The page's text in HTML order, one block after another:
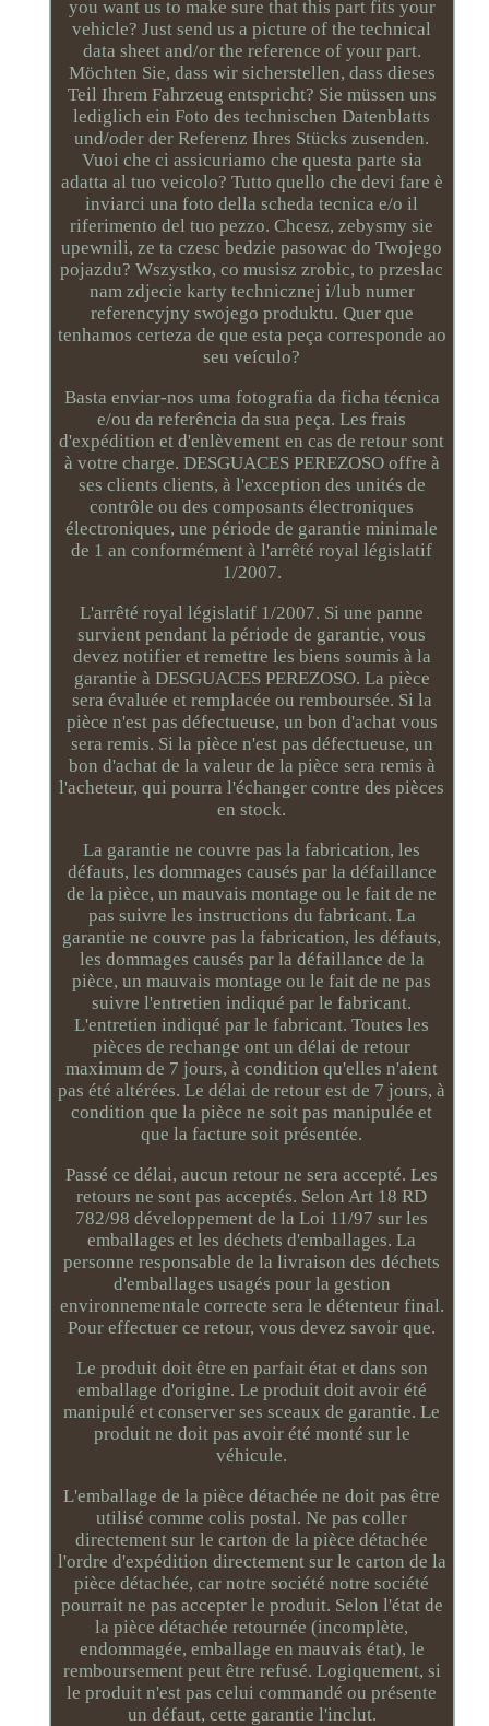
you want us to make sure that this part fits your
vehicle? Just send us a picture of the technical
data sheet and/or the reference of your part.
Möchten Sie, dass wir sicherstellen, dass dieses
Teil Ihrem Fahrzeug entspricht? Sie müssen uns
lediglich ein Foto des technischen Datenblatts
und/oder der Referenz Ihres Stücks zusenden.
Vuoi che ci assicuriamo che questa parte sia
adatta al tuo veicolo? Tutto quello che devi fare è
inviarci una foto della scheda tecnica e/o il
riferimento del tuo pezzo. Chcesz, zebysmy sie
upewnili, ze ta czesc bedzie pasowac do Twojego
pojazdu? Wszystko, co musisz zrobic, to przeslac
nam zdjecie karty technicznej i/lub numer
referencyjny swojego produktu. Quer que
tenhamos certeza de que esta peça corresponde ao
seu veículo?
Basta enviar-nos uma fotografia da ficha técnica
e/ou da referência da sua peça. Les frais
d'expédition et d'enlèvement en cas de retour sont
à votre charge. DESGUACES PEREZOSO offre à
ses clients clients, à l'exception des unités de
contrôle ou des composants électroniques
électroniques, une période de garantie minimale
de 1 an conformément à l'arrêté royal législatif
1/2007.
L'arrêté royal législatif 1/2007. Si une panne
survient pendant la période de garantie, vous
devez notifier et remettre les biens soumis à la
garantie à DESGUACES PEREZOSO. La pièce
sera évaluée et remplacée ou remboursée. Si la
pièce n'est pas défectueuse, un bon d'achat vous
sera remis. Si la pièce n'est pas défectueuse, un
bon d'achat de la valeur de la pièce sera remis à
l'acheteur, qui pourra l'échanger contre des pièces
en stock.
La garantie ne couvre pas la fabrication, les
défauts, les dommages causés par la défaillance
de la pièce, un mauvais montage ou le fait de ne
pas suivre les instructions du fabricant. La
garantie ne couvre pas la fabrication, les défauts,
les dommages causés par la défaillance de la
pièce, un mauvais montage ou le fait de ne pas
suivre l'entretien indiqué par le fabricant.
L'entretien indiqué par le fabricant. Toutes les
pièces de rechange ont un délai de retour
maximum de 7 jours, à condition qu'elles n'aient
pas été altérées. Le délai de retour est de 7 jours, à
condition que la pièce ne soit pas manipulée et
que la facture soit présentée.
Passé ce délai, aucun retour ne sera accepté. Les
retours ne sont pas acceptés. Selon Art 18 RD
782/98 développement de la Loi 11/97 sur les
emballages et les déchets d'emballages. La
personne responsable de la livraison des déchets
d'emballages usagés pour la gestion
environnementale correcte sera le détenteur final.
Pour effectuer ce retour, vous devez savoir que.
Le produit doit être en parfait état et dans son
emballage d'origine. Le produit doit avoir été
manipulé et conserver ses sceaux de garantie. Le
produit ne doit pas avoir été monté sur le
véhicule.
L'emballage de la pièce détachée ne doit pas être
utilisé comme colis postal. Ne pas coller
directement sur le carton de la pièce détachée
l'ordre d'expédition directement sur le carton de la
pièce détachée, car notre société notre société
pourrait ne pas accepter le produit. Selon l'état de
la pièce détachée retournée (incomplète,
endommagée, emballage en mauvais état), le
remboursement peut être refusé. Logiquement, si
le produit n'est pas celui commandé ou présente
un défaut, cette garantie l'inclut.